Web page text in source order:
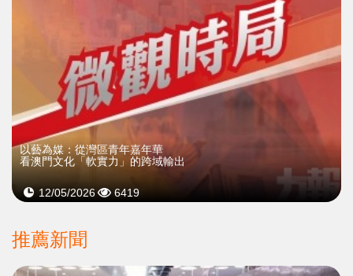
以藝為媒：從灣區青年嘉年華
看澳門文化「軟實力」的跨域輸出
12/05/2026 6419
推薦新聞